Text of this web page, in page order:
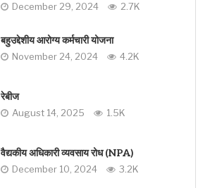
December 29, 2024 2.7K
बहुउद्देशीय आरोग्य कर्मचारी योजना
November 24, 2024 4.2K
रेबीज
August 14, 2025 1.5K
वैद्यकीय अधिकारी व्यवसाय रोध (NPA)
December 10, 2024 3.2K